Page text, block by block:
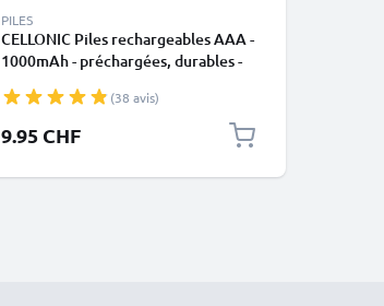
PILES
CELLONIC Piles rechargeables AAA -
1000mAh - préchargées, durables -
batteries
(38 avis)
9.95 CHF